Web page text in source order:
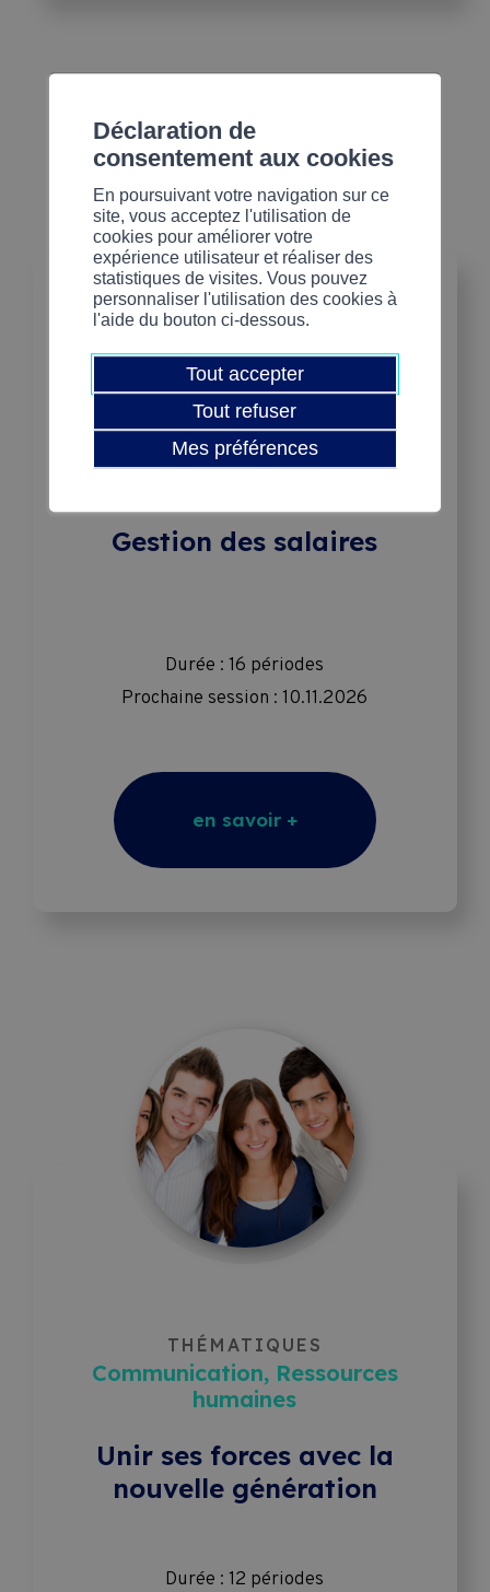
THÉMATIQUES
Ressources humaines
Gestion des salaires
Durée : 16 périodes
Prochaine session : 10.11.2026
en savoir +
THÉMATIQUES
Communication, Ressources
humaines
Unir ses forces avec la
nouvelle génération
Durée : 12 périodes
Déclaration de
consentement aux cookies
En poursuivant votre navigation sur ce
site, vous acceptez l'utilisation de
cookies pour améliorer votre
expérience utilisateur et réaliser des
statistiques de visites. Vous pouvez
personnaliser l'utilisation des cookies à
l'aide du bouton ci-dessous.
Tout accepter
Tout refuser
Mes préférences